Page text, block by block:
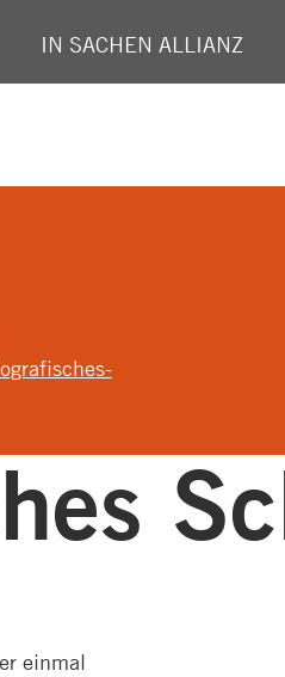
IN SACHEN ALLIANZ
einmal